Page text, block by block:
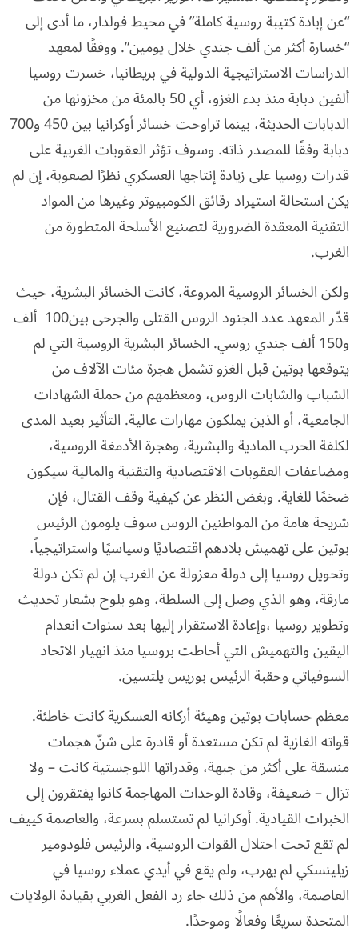
“عن إبادة كتيبة روسية كاملة” في محيط فولدار، ما أدى إلى
“خسارة أكثر من ألف جندي خلال يومين”. ووفقًا لمعهد
الدراسات الاستراتيجية الدولية في بريطانيا، خسرت روسيا
ألفين دبابة منذ بدء الغزو، أي 50 بالمئة من مخزونها من
الدبابات الحديثة، بينما تراوحت خسائر أوكرانيا بين 450 و700
دبابة وفقًا للمصدر ذاته. وسوف تؤثر العقوبات الغربية على
قدرات روسيا على زيادة إنتاجها العسكري نظرًا لصعوبة، إن لم
يكن استحالة استيراد رقائق الكومبيوتر وغيرها من المواد
التقنية المعقدة الضرورية لتصنيع الأسلحة المتطورة من
الغرب.
ولكن الخسائر الروسية المروعة، كانت الخسائر البشرية، حيث
قدّر المعهد عدد الجنود الروس القتلى والجرحى بين100 ألف
و150 ألف جندي روسي. الخسائر البشرية الروسية التي لم
يتوقعها بوتين قبل الغزو تشمل هجرة مئات الآلاف من
الشباب والشابات الروس، ومعظمهم من حملة الشهادات
الجامعية، أو الذين يملكون مهارات عالية. التأثير بعيد المدى
لكلفة الحرب المادية والبشرية، وهجرة الأدمغة الروسية،
ومضاعفات العقوبات الاقتصادية والتقنية والمالية سيكون
ضخمًا للغاية. وبغض النظر عن كيفية وقف القتال، فإن
شريحة هامة من المواطنين الروس سوف يلومون الرئيس
بوتين على تهميش بلادهم اقتصاديًا وسياسيًا واستراتيجياً،
وتحويل روسيا إلى دولة معزولة عن الغرب إن لم تكن دولة
مارقة، وهو الذي وصل إلى السلطة، وهو يلوح بشعار تحديث
وتطوير روسيا ،وإعادة الاستقرار إليها بعد سنوات انعدام
اليقين والتهميش التي أحاطت بروسيا منذ انهيار الاتحاد
السوفياتي وحقبة الرئيس بوريس يلتسين.
معظم حسابات بوتين وهيئة أركانه العسكرية كانت خاطئة.
قواته الغازية لم تكن مستعدة أو قادرة على شنّ هجمات
منسقة على أكثر من جبهة، وقدراتها اللوجستية كانت – ولا
تزال – ضعيفة، وقادة الوحدات المهاجمة كانوا يفتقرون إلى
الخبرات القيادية. أوكرانيا لم تستسلم بسرعة، والعاصمة كييف
لم تقع تحت احتلال القوات الروسية، والرئيس فلودومير
زيلينسكي لم يهرب، ولم يقع في أيدي عملاء روسيا في
العاصمة، والأهم من ذلك جاء رد الفعل الغربي بقيادة الولايات
المتحدة سريعًا وفعالًا وموحدًا.